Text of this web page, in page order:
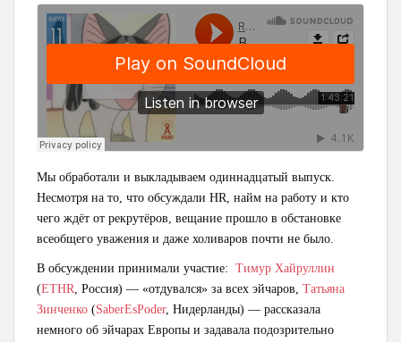
Мы обработали и выкладываем одиннадцатый выпуск.
Несмотря на то, что обсуждали HR, найм на работу и кто
чего ждёт от рекрутёров, вещание прошло в обстановке
всеобщего уважения и даже холиваров почти не было.
В обсуждении принимали участие: Тимур Хайруллин
(ETHR, Россия) — «отдувался» за всех эйчаров, Татьяна
Зинченко (SaberEsPoder, Нидерланды) — рассказала
немного об эйчарах Европы и задавала подозрительно